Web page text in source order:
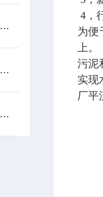
关于低速推流搅拌机，三分钟您就懂
不锈钢回转式机械格栅清污机使用部位
想要延长低速推流搅拌机的使用寿命就应这样做
4，
为便
上。
污泥
实现
厂平